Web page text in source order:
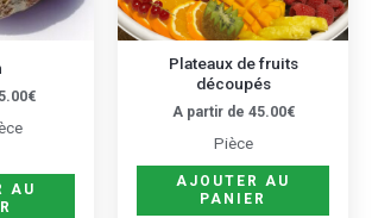
5.00€
AU
peuvent
page
Plateaux de fruits
découpés
A partir de 45.00€
Pièce
AJOUTER AU
PANIER